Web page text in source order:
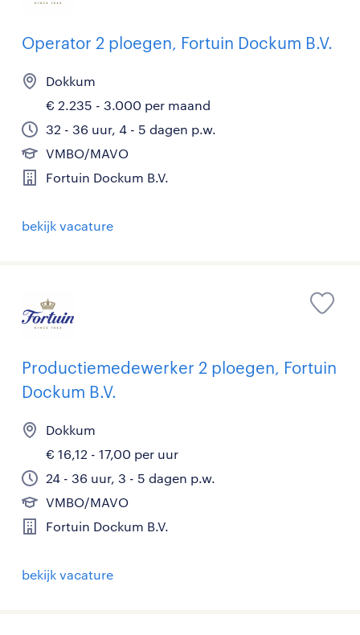
Operator 2 ploegen, Fortuin Dockum B.V.
Dokkum
€ 2.235 - 3.000 per maand
32 - 36 uur, 4 - 5 dagen p.w.
VMBO/MAVO
Fortuin Dockum B.V.
bekijk vacature
Productiemedewerker 2 ploegen, Fortuin
Dockum B.V.
Dokkum
€ 16,12 - 17,00 per uur
24 - 36 uur, 3 - 5 dagen p.w.
VMBO/MAVO
Fortuin Dockum B.V.
bekijk vacature